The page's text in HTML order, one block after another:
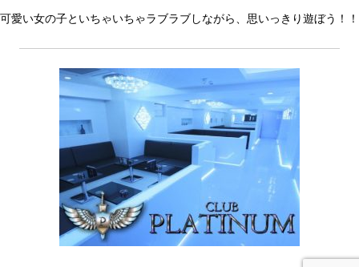
可愛い女の子といちゃいちゃラブラブしながら、思いっきり遊ぼう！！